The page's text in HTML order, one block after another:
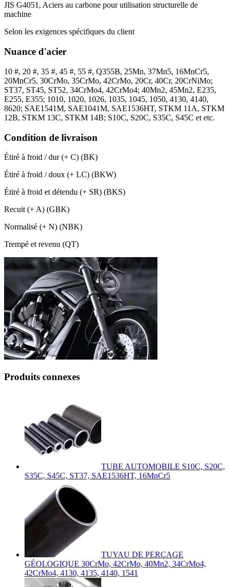
JIS G4051, Aciers au carbone pour utilisation structurelle de
machine
Selon les exigences spécifiques du client
Nuance d'acier
10 #, 20 #, 35 #, 45 #, 55 #, Q355B, 25Mn, 37Mn5, 16MnCr5,
20MnCr5, 30CrMo, 35CrMo, 42CrMo, 20Cr, 40Cr, 20CrNiMo;
ST37, ST45, ST52, 34CrMo4, 42CrMo4; 40Mn2, 45Mn2, E235,
E255, E355; 1010, 1020, 1026, 1035, 1045, 1050, 4130, 4140,
8620; SAE1541M, SAE1041M, SAE1536HT, STKM 11A, STKM
12B, STKM 13C, STKM 14B; S10C, S20C, S35C, S45C et etc.
Condition de livraison
Étiré à froid / dur (+ C) (BK)
Étiré à froid / doux (+ LC) (BKW)
Étiré à froid et détendu (+ SR) (BKS)
Recuit (+ A) (GBK)
Normalisé (+ N) (NBK)
Trempé et revenu (QT)
Produits connexes
TUBE AUTOMOBILE S10C, S20C,
S35C, S45C, ST37, SAE1536HT, 16MnCr5
TUYAU DE PERÇAGE
GÉOLOGIQUE 30CrMo, 42CrMo, 40Mn2, 34CrMo4,
42CrMo4, 4130, 4135, 4140, 1541